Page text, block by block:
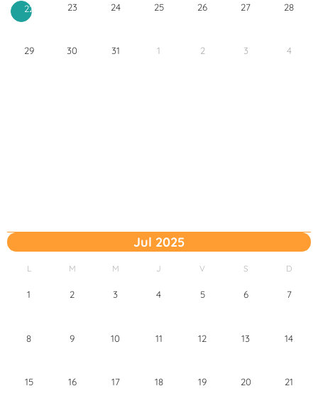
22 23 24 25 26 27 28
29 30 31 1 2 3 4
Jul 2025
L M M J V S D
1 2 3 4 5 6 7
8 9 10 11 12 13 14
15 16 17 18 19 20 21